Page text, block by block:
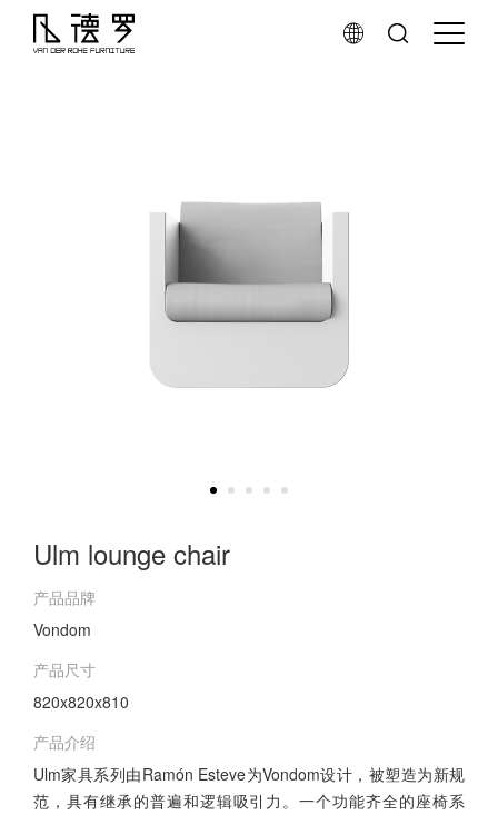
Ulm lounge chair
产品品牌
Vondom
产品尺寸
820x820x810
产品介绍
Ulm家具系列由Ramón Esteve为Vondom设计，被塑造为新规
范，具有继承的普遍和逻辑吸引力。一个功能齐全的座椅系